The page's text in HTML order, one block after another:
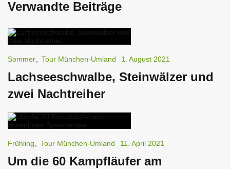
Verwandte Beiträge
Sommer, Tour München-Umland 1. August 2021
Lachseeschwalbe, Steinwälzer und
zwei Nachtreiher
Frühling, Tour München-Umland 11. April 2021
Um die 60 Kampfläufer am